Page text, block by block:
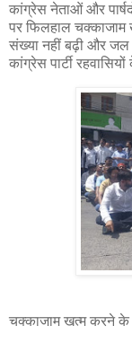
कांग्रेस नेताओं और
पर फिलहाल चक्काजाम
संख्या नहीं बढ़ी और जल
कांग्रेस पार्टी
चक्काजाम खत्म करने के